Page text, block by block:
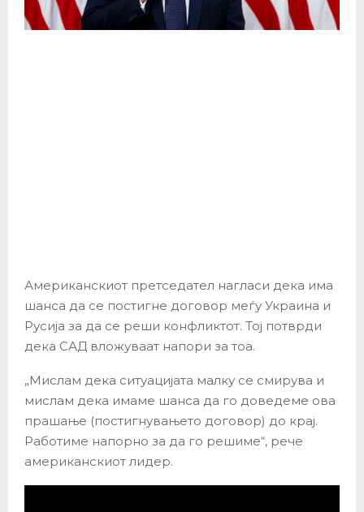
Американскиот претседател нагласи дека има
шанса да се постигне договор меѓу Украина и
Русија за да се реши конфликтот. Тој потврди
дека САД вложуваат напори за тоа.
„Мислам дека ситуацијата малку се смирува и
мислам дека имаме шанса да го доведеме ова
прашање (постигнувањето договор) до крај.
Работиме напорно за да го решиме“, рече
американскиот лидер.